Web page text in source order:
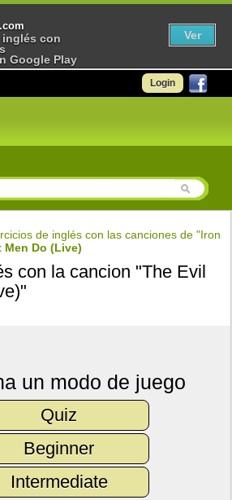
Login
de inglés con las canciones de "Iron
Men Do (Live)
con la cancion "The Evil
un modo de juego
Quiz
Beginner
Intermediate
inglés con
Google Play
Ver